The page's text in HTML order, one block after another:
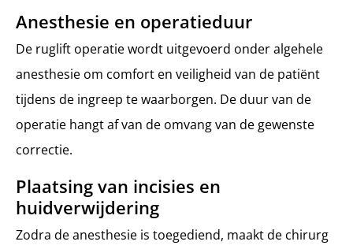
Anesthesie en operatieduur
De ruglift operatie wordt uitgevoerd onder algehele
anesthesie om comfort en veiligheid van de patiënt
tijdens de ingreep te waarborgen. De duur van de
operatie hangt af van de omvang van de gewenste
correctie.
Plaatsing van incisies en
huidverwijdering
Zodra de anesthesie is toegediend, maakt de chirurg